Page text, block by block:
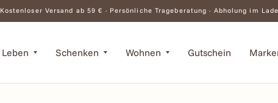
Kostenloser Versand ab 59 € · Persönliche Trageberatung · Abholung im
Leben Schenken Wohnen Gutschein